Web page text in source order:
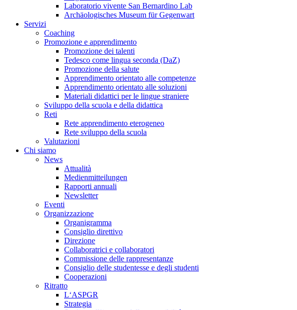
Laboratorio vivente San Bernardino Lab
Archäologisches Museum für Gegenwart
Servizi
Coaching
Promozione e apprendimento
Promozione dei talenti
Tedesco come lingua seconda (DaZ)
Promozione della salute
Apprendimento orientato alle competenze
Apprendimento orientato alle soluzioni
Materiali didattici per le lingue straniere
Sviluppo della scuola e della didattica
Reti
Rete apprendimento eterogeneo
Rete sviluppo della scuola
Valutazioni
Chi siamo
News
Attualità
Medienmitteilungen
Rapporti annuali
Newsletter
Eventi
Organizzazione
Organigramma
Consiglio direttivo
Direzione
Collaboratrici e collaboratori
Commissione delle rappresentanze
Consiglio delle studentesse e degli studenti
Cooperazioni
Ritratto
L‘ASPGR
Strategia